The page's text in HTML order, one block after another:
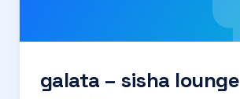
Preisegalata – sisha lounge